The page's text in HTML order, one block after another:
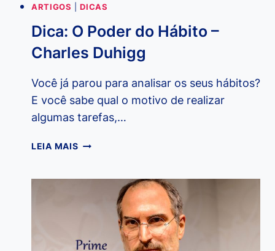
ARTIGOS DICAS
Dica: O Poder do Hábito –
Charles Duhigg
Você já parou para analisar os seus hábitos?
E você sabe qual o motivo de realizar
algumas tarefas,…
LEIA MAISDICA:
CHARLES
DUHIGG